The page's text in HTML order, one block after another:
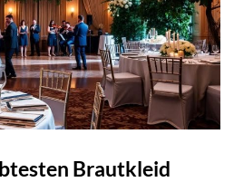
Brautkleid